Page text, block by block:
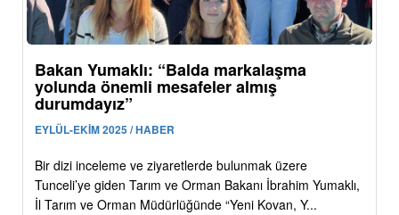
Bakan Yumaklı: “Balda markalaşma
yolunda önemli mesafeler almış
durumdayız”
EYLÜL-EKİM 2025 / HABER
Bir dizi inceleme ve ziyaretlerde bulunmak üzere
Tunceli’ye giden Tarım ve Orman Bakanı İbrahim Yumaklı,
İl Tarım ve Orman Müdürlüğünde “Yeni Kovan, Y...